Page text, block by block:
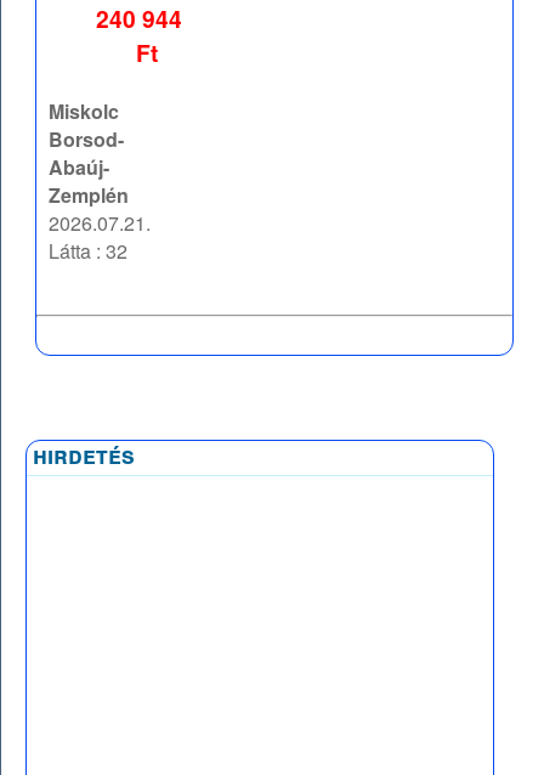
240 944
Ft
Miskolc
Borsod-
Abaúj-
Zemplén
2026.07.21.
Látta : 32
hirdetés